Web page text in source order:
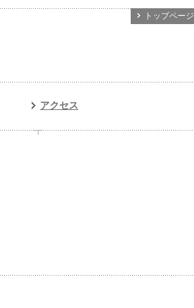
トップページ
アクセス